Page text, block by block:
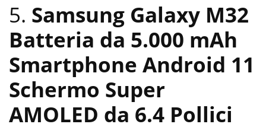
5. Samsung Galaxy M32
Batteria da 5.000 mAh
Smartphone Android 11
Schermo Super
AMOLED da 6.4 Pollici